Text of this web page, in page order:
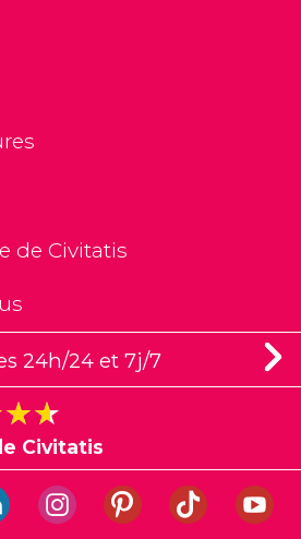
de Civitatis
24h/24 et 7j/7
Civitatis